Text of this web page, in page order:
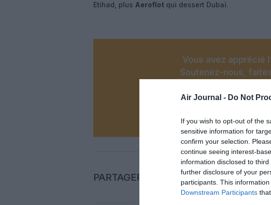
Air Journal - Do Not
If you wish to opt-out of the
sensitive information for
confirm your selection.
continue seeing interest-
information disclosed to
further disclosure of your
participants. This
Downstream Participants
Etihad, plus Aeroflot qui dessert Dubaï.
Vous avez apprécié
Soutenez-nous,
PARTAGER L'ARTICLE